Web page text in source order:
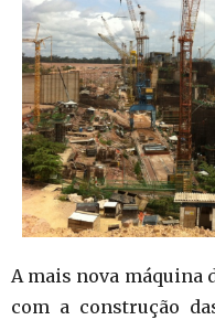
A mais nova máquina
com a construção